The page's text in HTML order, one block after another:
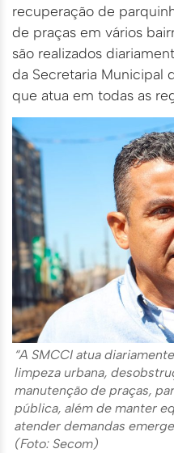
recuperação de
de praças em vários
são realizados
da Secretaria Municipal
que atua em todas as
“A SMCCI atua
limpeza urbana,
manutenção de praças,
pública, além de manter
atender demandas
(Foto: Secom)